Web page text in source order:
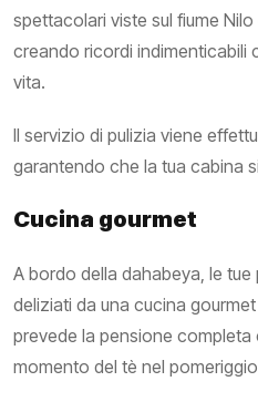
spettacolari viste sul fiume
creando ricordi indimenticabili
vita.
Il servizio di pulizia viene
garantendo che la tua cabina
Cucina gourmet
A bordo della dahabeya, le
deliziati da una cucina
prevede la pensione
momento del tè nel